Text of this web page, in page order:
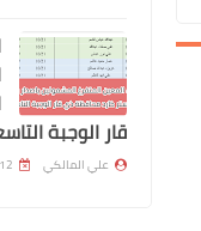
اسماء
الوجبة
قار الوجبة
علي المالكي 12 أكتوبر 2024